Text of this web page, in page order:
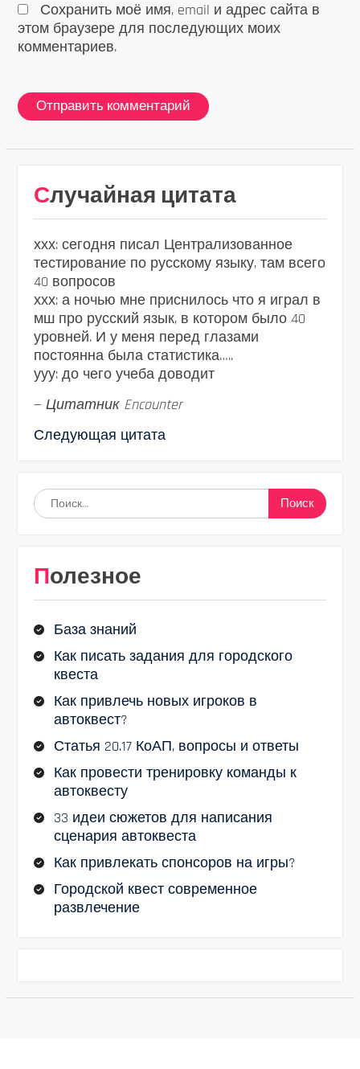
Сохранить моё имя, email и адрес сайта в
этом браузере для последующих моих
комментариев.
Случайная цитата
ххх: сегодня писал Централизованное
тестирование по русскому языку, там всего
40 вопросов
ххх: а ночью мне приснилось что я играл в
мш про русский язык, в котором было 40
уровней. И у меня перед глазами
постоянна была статистика…..
ууу: до чего учеба доводит
— Цитатник Encounter
Следующая цитата
Найти:
Полезное
База знаний
Как писать задания для городского
квеста
Как привлечь новых игроков в
автоквест?
Статья 20.17 КоАП, вопросы и ответы
Как провести тренировку команды к
автоквесту
33 идеи сюжетов для написания
сценария автоквеста
Как привлекать спонсоров на игры?
Городской квест современное
развлечение